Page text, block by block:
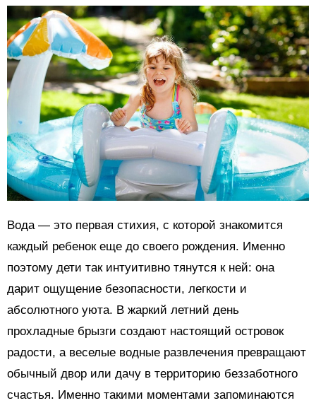
Вода — это первая стихия, с которой знакомится
каждый ребенок еще до своего рождения. Именно
поэтому дети так интуитивно тянутся к ней: она
дарит ощущение безопасности, легкости и
абсолютного уюта. В жаркий летний день
прохладные брызги создают настоящий островок
радости, а веселые водные развлечения превращают
обычный двор или дачу в территорию беззаботного
счастья. Именно такими моментами запоминаются